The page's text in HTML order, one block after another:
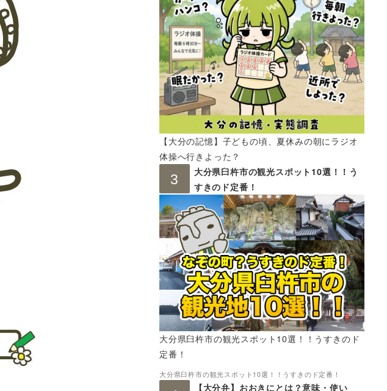
【大分の記憶】子どもの頃、夏休みの朝にラジオ
体操へ行きよった？
大分県臼杵市の観光スポット10選！！う
すきのド定番！
大分県臼杵市の観光スポット10選！！うすきのド
定番！
大分県臼杵市の観光スポット10選！！うすきのド定番！
【大分弁】おおきにとは？意味・使い